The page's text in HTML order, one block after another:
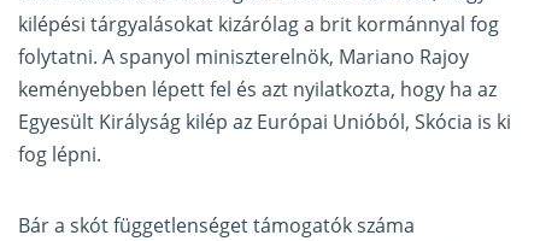
kilépési tárgyalásokat kizárólag a brit kormánnyal fog
folytatni. A spanyol miniszterelnök, Mariano Rajoy
keményebben lépett fel és azt nyilatkozta, hogy ha az
Egyesült Királyság kilép az Európai Unióból, Skócia is ki
fog lépni.
Bár a skót függetlenséget támogatókszáma